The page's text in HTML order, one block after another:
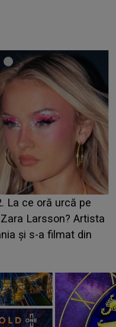
din "Casa Iubirii" l-a
CINE ESTE
Aflându-se în fața
IMEDIAT: "Am